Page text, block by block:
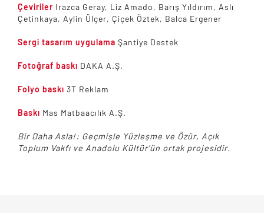
Çeviriler Irazca Geray, Liz Amado, Barış Yıldırım, Aslı
Çetinkaya, Aylin Ülçer, Çiçek Öztek, Balca Ergener
Sergi tasarım uygulama Şantiye Destek
Fotoğraf baskı DAKA A.Ş.
Folyo baskı 3T Reklam
Baskı Mas Matbaacılık A.Ş.
Bir Daha Asla!: Geçmişle Yüzleşme ve Özür, Açık
Toplum Vakfı ve Anadolu Kültür'ün ortak projesidir.